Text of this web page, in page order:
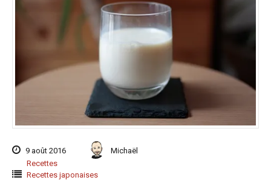
9 août 2016
Michaël
Recettes
Recettes japonaises